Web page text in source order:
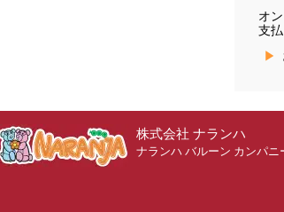
オ
支払
株式会社 ナランハ
ナランハ バルーン カンパニ